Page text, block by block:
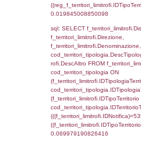
sql: SELECT
reg_f_confini
el_province